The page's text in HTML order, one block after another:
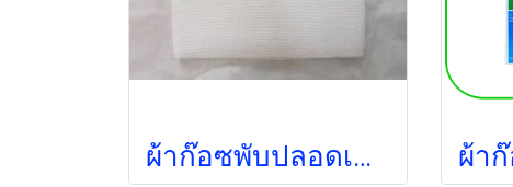
ผ้าก๊อซพับปลอดเชื้อ 4x4 นิ้ว (5ชิ้น/ซอง) (Thai Gauze)